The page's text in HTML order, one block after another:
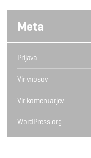
Meta
Prijava
Vir vnosov
Vir komentarjev
WordPress.org